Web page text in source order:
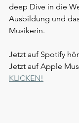
deep Dive in die
Ausbildung und
Musikerin.
Jetzt auf Spotify
Jetzt auf Apple
KLICKEN!